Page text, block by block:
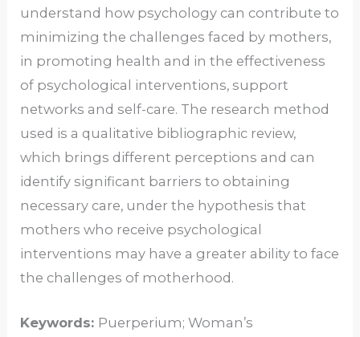
understand how psychology can contribute to
minimizing the challenges faced by mothers,
in promoting health and in the effectiveness
of psychological interventions, support
networks and self-care. The research method
used is a qualitative bibliographic review,
which brings different perceptions and can
identify significant barriers to obtaining
necessary care, under the hypothesis that
mothers who receive psychological
interventions may have a greater ability to face
the challenges of motherhood.
Keywords: Puerperium; Woman’s